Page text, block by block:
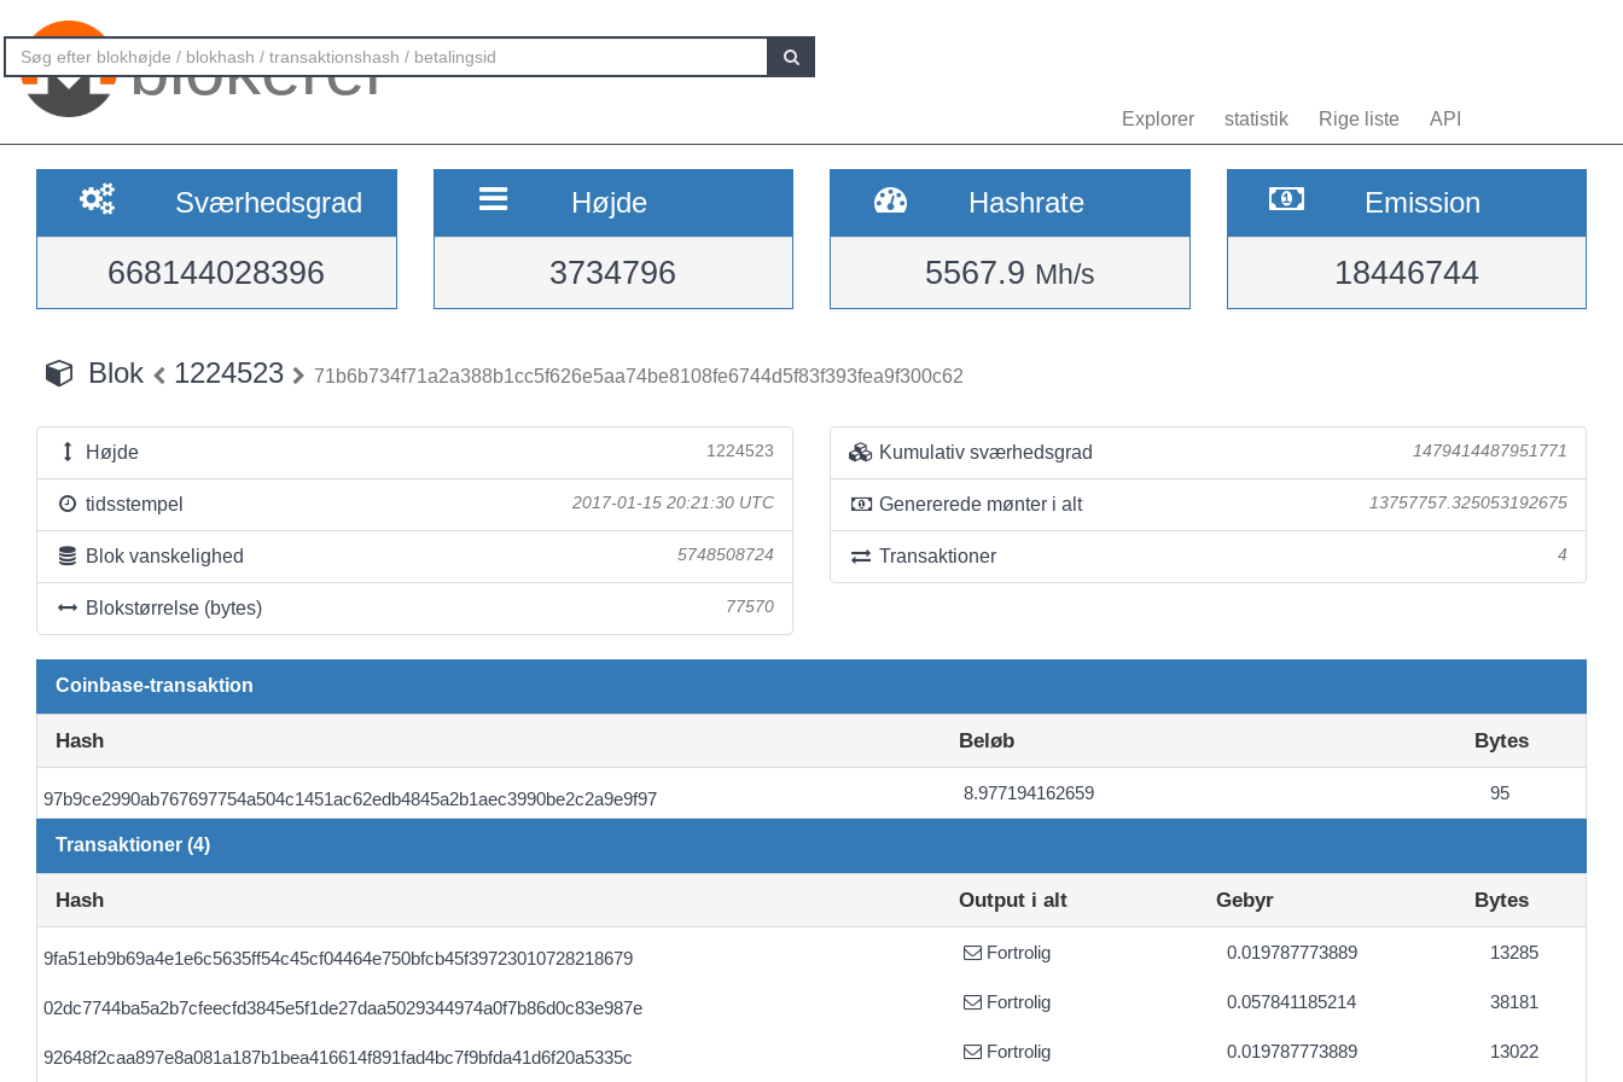
blokerer
Explorer statistik Rige liste API
Sværhedsgrad
668144028396
Højde
3734796
Hashrate
5567.9 Mh/s
Emission
18446744
Blok 1224523 71b6b734f71a2a388b1cc5f626e5aa74be8108fe6744d5f83f393fea9f300c62
Højde 1224523
tidsstempel 2017-01-15 20:21:30 UTC
Blok vanskelighed 5748508724
Blokstørrelse (bytes) 77570
Kumulativ sværhedsgrad 1479414487951771
Genererede mønter i alt 13757757.325053192675
Transaktioner 4
Coinbase-transaktion
Hash Beløb Bytes
97b9ce2990ab767697754a504c1451ac62edb4845a2b1aec3990be2c2a9e9f97 8.977194162659 95
Transaktioner (4)
Hash Output i alt Gebyr Bytes
9fa51eb9b69a4e1e6c5635ff54c45cf04464e750bfcb45f39723010728218679 Fortrolig 0.019787773889 13285
02dc7744ba5a2b7cfeecfd3845e5f1de27daa5029344974a0f7b86d0c83e987e Fortrolig 0.057841185214 38181
92648f2caa897e8a081a187b1bea416614f891fad4bc7f9bfda41d6f20a5335c Fortrolig 0.019787773889 13022